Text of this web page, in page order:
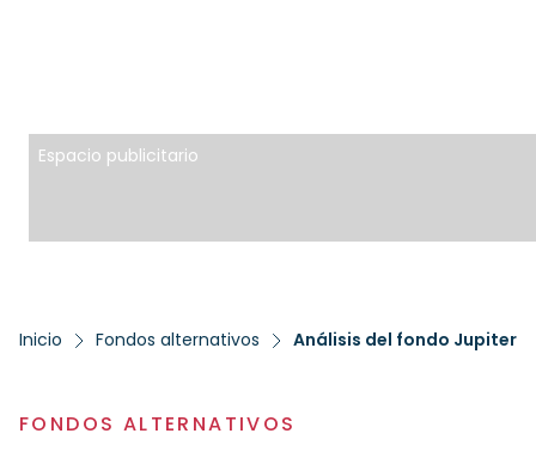
Espacio publicitario
Inicio Fondos alternativos Análisis del fondo Jupiter
FONDOS ALTERNATIVOS